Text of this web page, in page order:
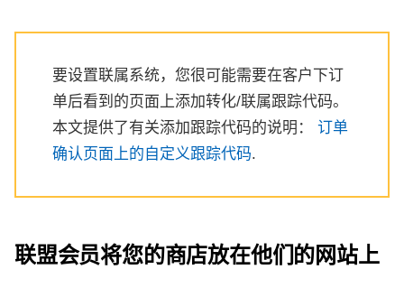
要设置联属系统，您很可能需要在客户下订
单后看到的页面上添加转化/联属跟踪代码。
本文提供了有关添加跟踪代码的说明： 订单
确认页面上的自定义跟踪代码.
联盟会员将您的商店放在他们的网站上